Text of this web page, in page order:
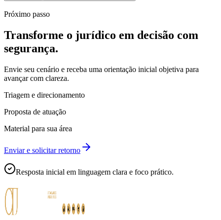
Próximo passo
Transforme o jurídico em decisão com
segurança.
Envie seu cenário e receba uma orientação inicial objetiva para
avançar com clareza.
Triagem e direcionamento
Proposta de atuação
Material para sua área
Enviar e solicitar retorno
Resposta inicial em linguagem clara e foco prático.